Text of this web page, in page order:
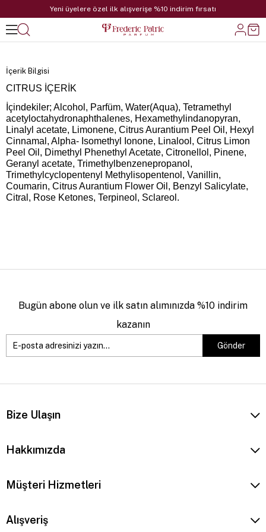
Yeni üyelere özel ilk alışverişe %10 indirim fırsatı
İçerik Bilgisi
CITRUS İÇERİK
İçindekiler; Alcohol, Parfüm, Water(Aqua), Tetramethyl
acetyloctahydronaphthalenes, Hexamethylindanopyran,
Linalyl acetate, Limonene, Citrus Aurantium Peel Oil, Hexyl
Cinnamal, Alpha- Isomethyl Ionone, Linalool, Citrus Limon
Peel Oil, Dimethyl Phenethyl Acetate, Citronellol, Pinene,
Geranyl acetate, Trimethylbenzenepropanol,
Trimethylcyclopentenyl Methylisopentenol, Vanillin,
Coumarin, Citrus Aurantium Flower Oil, Benzyl Salicylate,
Citral, Rose Ketones, Terpineol, Sclareol.
Bugün abone olun ve ilk satın alımınızda %10 indirim
kazanın
Gönder
Bize Ulaşın
Hakkımızda
Müşteri Hizmetleri
Alışveriş